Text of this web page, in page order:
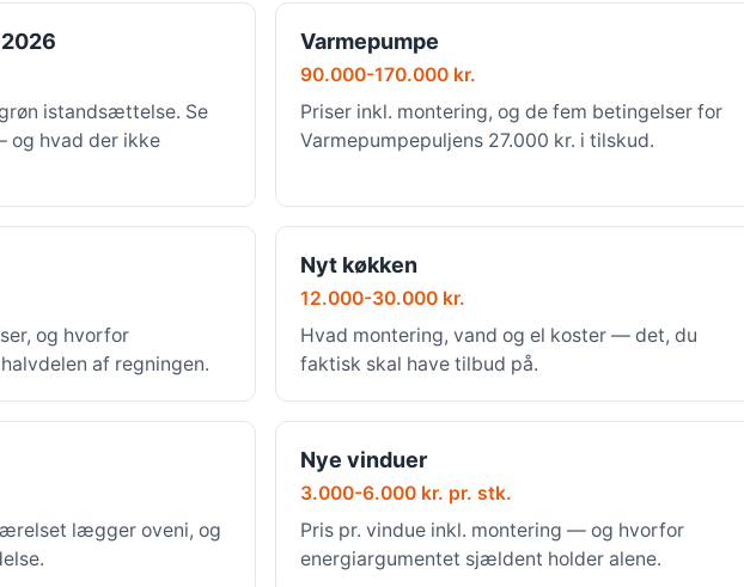
istandsættelse. Se
og hvad der ikke
Varmepumpe
90.000-170.000 kr.
Priser inkl. montering, og de fem betingelser for
Varmepumpepuljens 27.000 kr. i tilskud.
og hvorfor
af regningen.
Nyt køkken
12.000-30.000 kr.
Hvad montering, vand og el koster — det, du
faktisk skal have tilbud på.
lægger oveni, og
Nye vinduer
3.000-6.000 kr. pr. stk.
Pris pr. vindue inkl. montering — og hvorfor
energiargumentet sjældent holder alene.